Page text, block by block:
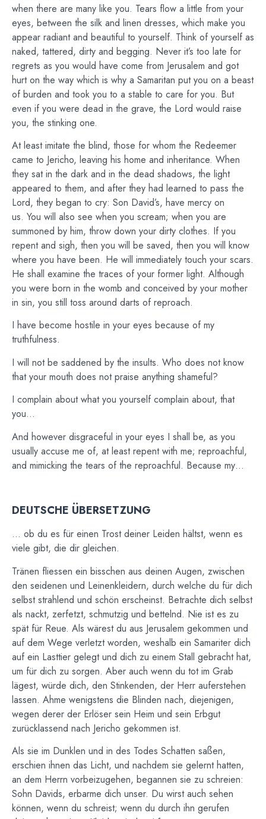
when there are many like you. Tears flow a little from your
eyes, between the silk and linen dresses, which make you
appear radiant and beautiful to yourself. Think of yourself as
naked, tattered, dirty and begging. Never it’s too late for
regrets as you would have come from Jerusalem and got
hurt on the way which is why a Samaritan put you on a beast
of burden and took you to a stable to care for you. But
even if you were dead in the grave, the Lord would raise
you, the stinking one.
At least imitate the blind, those for whom the Redeemer
came to Jericho, leaving his home and inheritance. When
they sat in the dark and in the dead shadows, the light
appeared to them, and after they had learned to pass the
Lord, they began to cry: Son David’s, have mercy on
us. You will also see when you scream; when you are
summoned by him, throw down your dirty clothes. If you
repent and sigh, then you will be saved, then you will know
where you have been. He will immediately touch your scars.
He shall examine the traces of your former light. Although
you were born in the womb and conceived by your mother
in sin, you still toss around darts of reproach.
I have become hostile in your eyes because of my
truthfulness.
I will not be saddened by the insults. Who does not know
that your mouth does not praise anything shameful?
I complain about what you yourself complain about, that
you…
And however disgraceful in your eyes I shall be, as you
usually accuse me of, at least repent with me; reproachful,
and mimicking the tears of the reproachful. Because my…
DEUTSCHE ÜBERSETZUNG
… ob du es für einen Trost deiner Leiden hältst, wenn es
viele gibt, die dir gleichen.
Tränen fliessen ein bisschen aus deinen Augen, zwischen
den seidenen und Leinenkleidern, durch welche du für dich
selbst strahlend und schön erscheinst. Betrachte dich selbst
als nackt, zerfetzt, schmutzig und bettelnd. Nie ist es zu
spät für Reue. Als wärest du aus Jerusalem gekommen und
auf dem Wege verletzt worden, weshalb ein Samariter dich
auf ein Lasttier gelegt und dich zu einem Stall gebracht hat,
um für dich zu sorgen. Aber auch wenn du tot im Grab
lägest, würde dich, den Stinkenden, der Herr auferstehen
lassen. Ahme wenigstens die Blinden nach, diejenigen,
wegen derer der Erlöser sein Heim und sein Erbgut
zurücklassend nach Jericho gekommen ist.
Als sie im Dunklen und in des Todes Schatten saßen,
erschien ihnen das Licht, und nachdem sie gelernt hatten,
an dem Herrn vorbeizugehen, begannen sie zu schreien:
Sohn Davids, erbarme dich unser. Du wirst auch sehen
können, wenn du schreist; wenn du durch ihn gerufen